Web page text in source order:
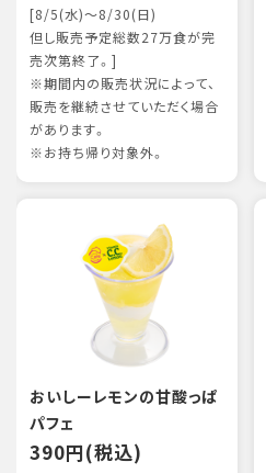
[8/5(水)～8/30(日)
但し販売予定総数27万食が完
売次第終了。]
※期間内の販売状況によって、
販売を継続させていただく場合
があります。
※お持ち帰り対象外。
おいしーレモンの甘酸っぱ
パフェ
390円(税込)